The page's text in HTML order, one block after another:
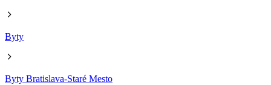
Byty
Byty Bratislava-Staré Mesto